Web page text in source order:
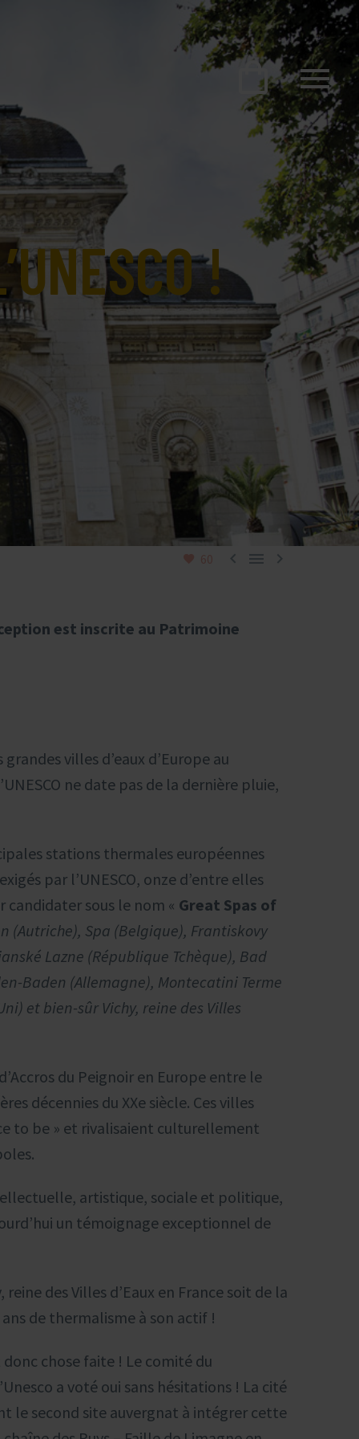
!
60   
est inscrite au Patrimoine
villes d’eaux d’Europe au
ne date pas de la dernière pluie,
stations thermales européennes
par l’UNESCO, onze d’entre elles
candidater sous le nom « Great Spas of
(Autriche), Spa (Belgique), Frantiskovy
Lazne (République Tchèque), Bad
Baden (Allemagne), Montecatini Terme
et bien-sûr Vichy, reine des Villes
du Peignoir en Europe entre le
décennies du XXe siècle. Ces villes
to be » et rivalisaient culturellement
artistique, sociale et politique,
un témoignage exceptionnel de
des Villes d’Eaux en France soit de la
de thermalisme à son actif !
donc chose faite ! Le comité du
a voté oui sans hésitations ! La cité
le second site auvergnat à intégrer cette